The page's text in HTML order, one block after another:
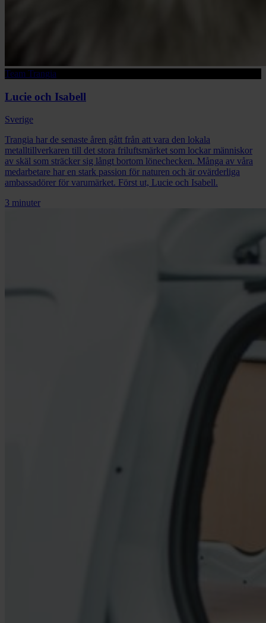
Team Trangia
Lucie och Isabell
Sverige
Trangia har de senaste åren gått från att vara den lokala
metalltillverkaren till det stora friluftsmärket som lockar människor
av skäl som sträcker sig långt bortom lönechecken. Många av våra
medarbetare har en stark passion för naturen och är ovärderliga
ambassadörer för varumärket. Först ut, Lucie och Isabell.
3 minuter